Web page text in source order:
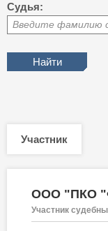
Судья:
Введите фамилию
Участник
ООО "ПКО
Участник